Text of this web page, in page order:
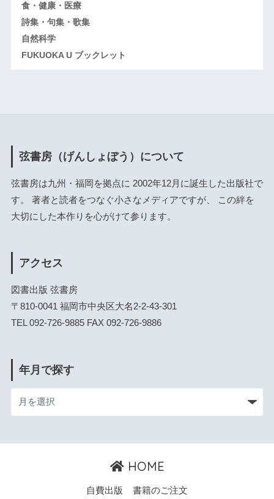
食・健康・医療
詩集・句集・歌集
自然科学
FUKUOKA U ブックレット
弦書房（げんしょぼう）について
弦書房は九州・福岡を拠点に 2002年12月に誕生した出版社で
す。 著者と読者をつなぐ小さなメディアですが、 この絆を
大切にした本作りを心がけて参ります。
アクセス
図書出版 弦書房
〒810-0041 福岡市中央区大名2-2-43-301
TEL 092-726-9885 FAX 092-726-9886
年月で探す
HOME
自費出版 書籍のご注文